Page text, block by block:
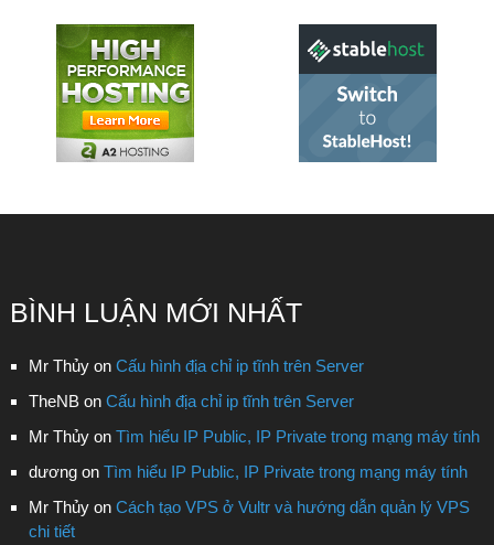
BÌNH LUẬN MỚI NHẤT
Mr Thủyon Cấu hình địa chỉ ip tĩnh trên Server
TheNBon Cấu hình địa chỉ ip tĩnh trên Server
Mr Thủyon Tìm hiểu IP Public, IP Private trong mạng máy tính
dươngon Tìm hiểu IP Public, IP Private trong mạng máy tính
Mr Thủyon Cách tạo VPS ở Vultr và hướng dẫn quản lý VPS
chi tiết